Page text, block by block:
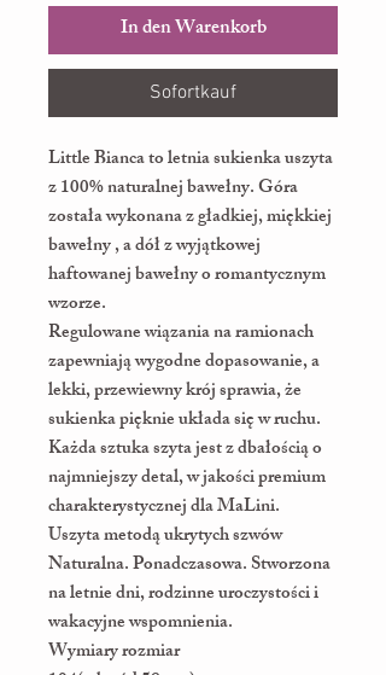
In den Warenkorb
Sofortkauf
Little Bianca to letnia sukienka uszyta
z 100% naturalnej bawełny. Góra
została wykonana z gładkiej, miękkiej
bawełny , a dół z wyjątkowej
haftowanej bawełny o romantycznym
wzorze.
Regulowane wiązania na ramionach
zapewniają wygodne dopasowanie, a
lekki, przewiewny krój sprawia, że
sukienka pięknie układa się w ruchu.
Każda sztuka szyta jest z dbałością o
najmniejszy detal, w jakości premium
charakterystycznej dla MaLini.
Uszyta metodą ukrytych szwów
Naturalna. Ponadczasowa. Stworzona
na letnie dni, rodzinne uroczystości i
wakacyjne wspomnienia.
Wymiary rozmiar